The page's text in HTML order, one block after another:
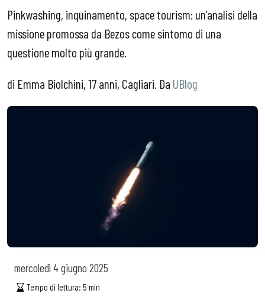
Pinkwashing, inquinamento, space tourism: un’analisi della
missione promossa da Bezos come sintomo di una
questione molto più grande.
di Emma Biolchini, 17 anni, Cagliari. Da UBlog
mercoledì 4 giugno 2025
Tempo di lettura:5 min